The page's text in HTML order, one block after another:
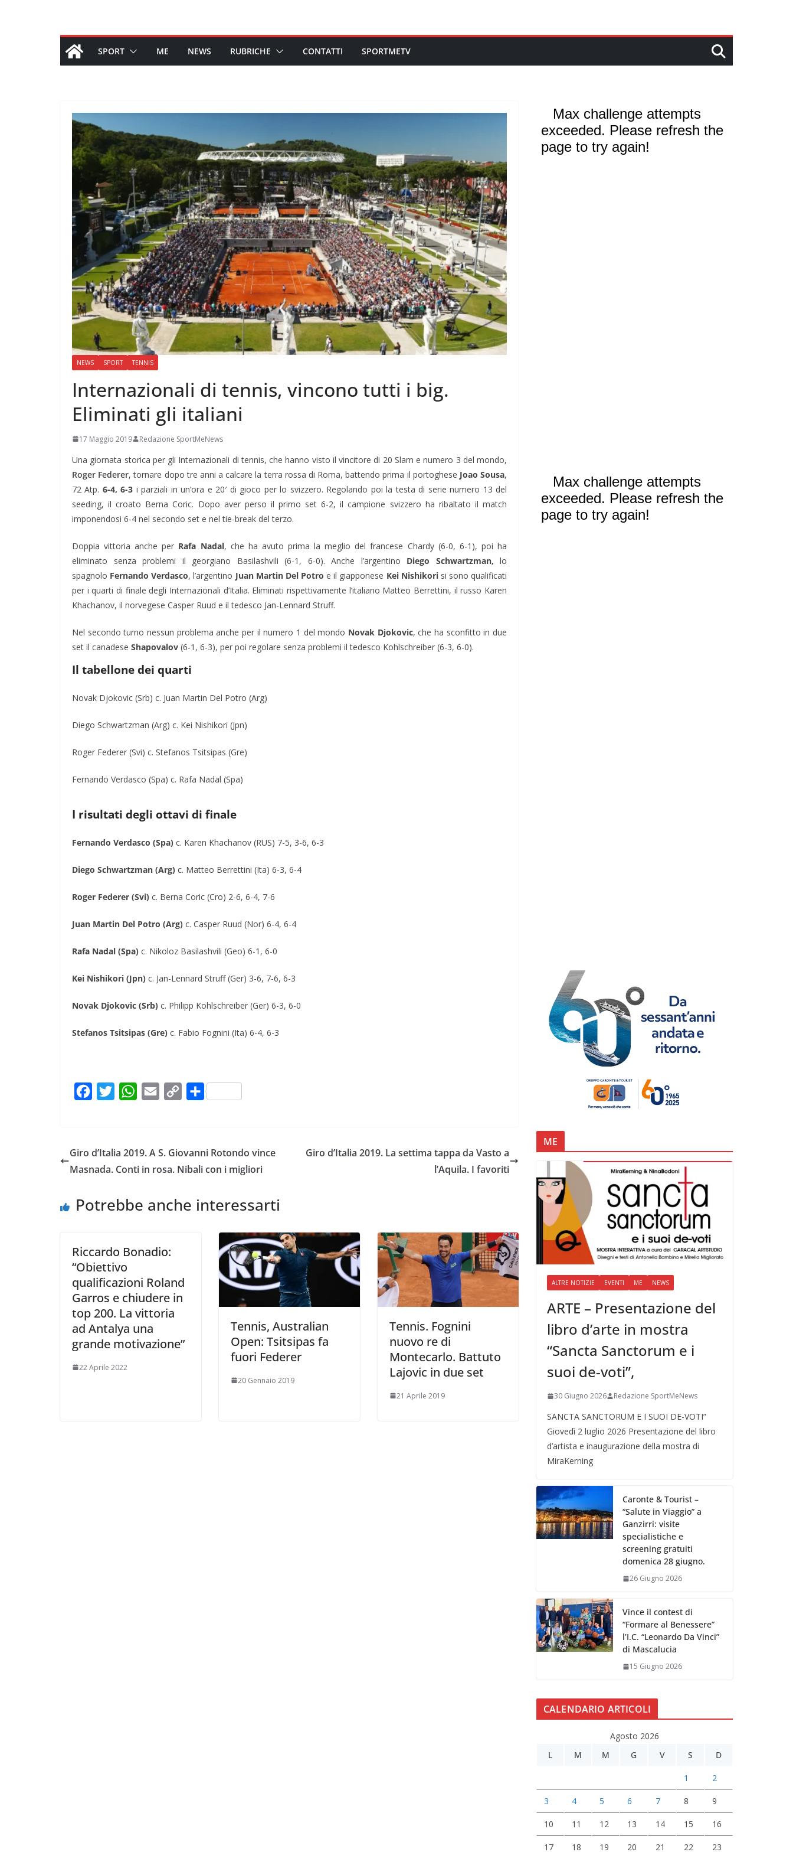
SPORT ME NEWS RUBRICHE CONTATTI SPORTMETV
NEWS SPORT TENNIS
Internazionali di tennis, vincono tutti i big.
Eliminati gli italiani
17 Maggio 2019 Redazione SportMeNews
Una giornata storica per gli Internazionali di tennis, che hanno visto il vincitore di 20 Slam e numero 3 del mondo,
Roger Federer, tornare dopo tre anni a calcare la terra rossa di Roma, battendo prima il portoghese Joao Sousa,
72 Atp. 6-4, 6-3 i parziali in un’ora e 20′ di gioco per lo svizzero. Regolando poi la testa di serie numero 13 del
seeding, il croato Berna Coric. Dopo aver perso il primo set 6-2, il campione svizzero ha ribaltato il match
imponendosi 6-4 nel secondo set e nel tie-break del terzo.
Doppia vittoria anche per Rafa Nadal, che ha avuto prima la meglio del francese Chardy (6-0, 6-1), poi ha
eliminato senza problemi il georgiano Basilashvili (6-1, 6-0). Anche l’argentino Diego Schwartzman, lo
spagnolo Fernando Verdasco, l’argentino Juan Martin Del Potro e il giapponese Kei Nishikorisi sono qualificati
per i quarti di finale degli Internazionali d’Italia. Eliminati rispettivamente l’italiano Matteo Berrettini, il russo Karen
Khachanov, il norvegese Casper Ruud e il tedesco Jan-Lennard Struff.
Nel secondo turno nessun problema anche per il numero 1 del mondo Novak Djokovic, che ha sconfitto in due
set il canadese Shapovalov (6-1, 6-3), per poi regolare senza problemi il tedesco Kohlschreiber (6-3, 6-0).
Il tabellone dei quarti
Novak Djokovic (Srb) c. Juan Martin Del Potro (Arg)
Diego Schwartzman (Arg) c. Kei Nishikori (Jpn)
Roger Federer (Svi) c. Stefanos Tsitsipas (Gre)
Fernando Verdasco (Spa) c. Rafa Nadal (Spa)
I risultati degli ottavi di finale
Fernando Verdasco (Spa) c. Karen Khachanov (RUS) 7-5, 3-6, 6-3
Diego Schwartzman (Arg) c. Matteo Berrettini (Ita) 6-3, 6-4
Roger Federer (Svi) c. Berna Coric (Cro) 2-6, 6-4, 7-6
Juan Martin Del Potro (Arg) c. Casper Ruud (Nor) 6-4, 6-4
Rafa Nadal (Spa) c. Nikoloz Basilashvili (Geo) 6-1, 6-0
Kei Nishikori (Jpn) c. Jan-Lennard Struff (Ger) 3-6, 7-6, 6-3
Novak Djokovic (Srb) c. Philipp Kohlschreiber (Ger) 6-3, 6-0
Stefanos Tsitsipas (Gre) c. Fabio Fognini (Ita) 6-4, 6-3
o
r
W
C
Giro d’Italia 2019. A S. Giovanni Rotondo vince
Masnada. Conti in rosa. Nibali con i migliori
Giro d’Italia 2019. La settima tappa da Vasto a
l’Aquila. I favoriti
Potrebbe anche interessarti
Riccardo Bonadio:
“Obiettivo
qualificazioni Roland
Garros e chiudere in
top 200. La vittoria
ad Antalya una
grande motivazione”
22 Aprile 2022
Tennis, Australian
Open: Tsitsipas fa
fuori Federer
20 Gennaio 2019
Tennis. Fognini
nuovo re di
Montecarlo. Battuto
Lajovic in due set
21 Aprile 2019
ME
ALTRE NOTIZIE EVENTI ME NEWS
ARTE – Presentazione del
libro d’arte in mostra
“Sancta Sanctorum e i
suoi de-voti”,
30 Giugno 2026 Redazione SportMeNews
SANCTA SANCTORUM E I SUOI DE-VOTI”
Giovedì 2 luglio 2026 Presentazione del libro
d’artista e inaugurazione della mostra di
MiraKerning
Caronte & Tourist –
“Salute in Viaggio” a
Ganzirri: visite
specialistiche e
screening gratuiti
domenica 28 giugno.
26 Giugno 2026
Vince il contest di
“Formare al Benessere”
l’I.C. “Leonardo Da Vinci”
di Mascalucia
15 Giugno 2026
CALENDARIO ARTICOLI
Agosto 2026
L
M M G V S D
1 2
3 4 5 6 7 8 9
10 11 12 13 14 15 16
17 18 19 20 21 22 23